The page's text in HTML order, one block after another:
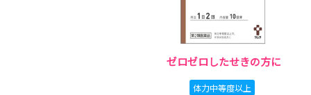
ゼロゼロしたせきの方に
体力中等度以上